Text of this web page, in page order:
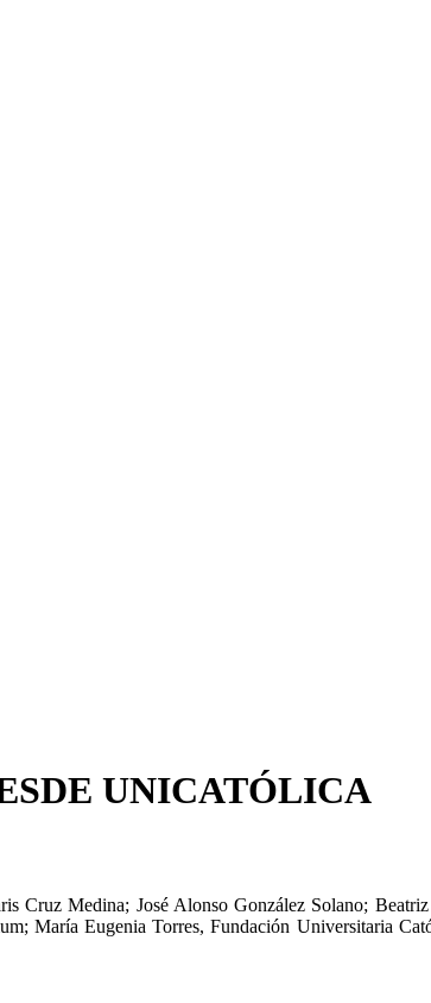
UNICATÓLICA
Cruz Medina; José Alonso González Solano;
; María Eugenia Torres,Fundación Universitaria